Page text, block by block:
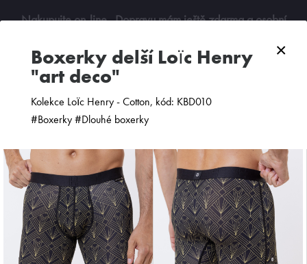
×
boxerky delší Loïc Henry
"art deco"
Kolekce Loïc Henry - Cotton, kód: KBD010
#Boxerky #Dlouhé boxerky
Nakupujte on-line. Dopravu mám ještě zdarma a osobní
ZOBRAZIT FILTR